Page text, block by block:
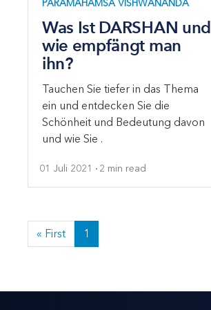
PARAMAHAMSA VISHWANANDA
Was Ist DARSHAN und
wie empfängt man
ihn?
Tauchen Sie tiefer in das Thema
ein und entdecken Sie die
Schönheit und Bedeutung davon
und wie Sie .
01 Juli 2021 2 min read
« First 1